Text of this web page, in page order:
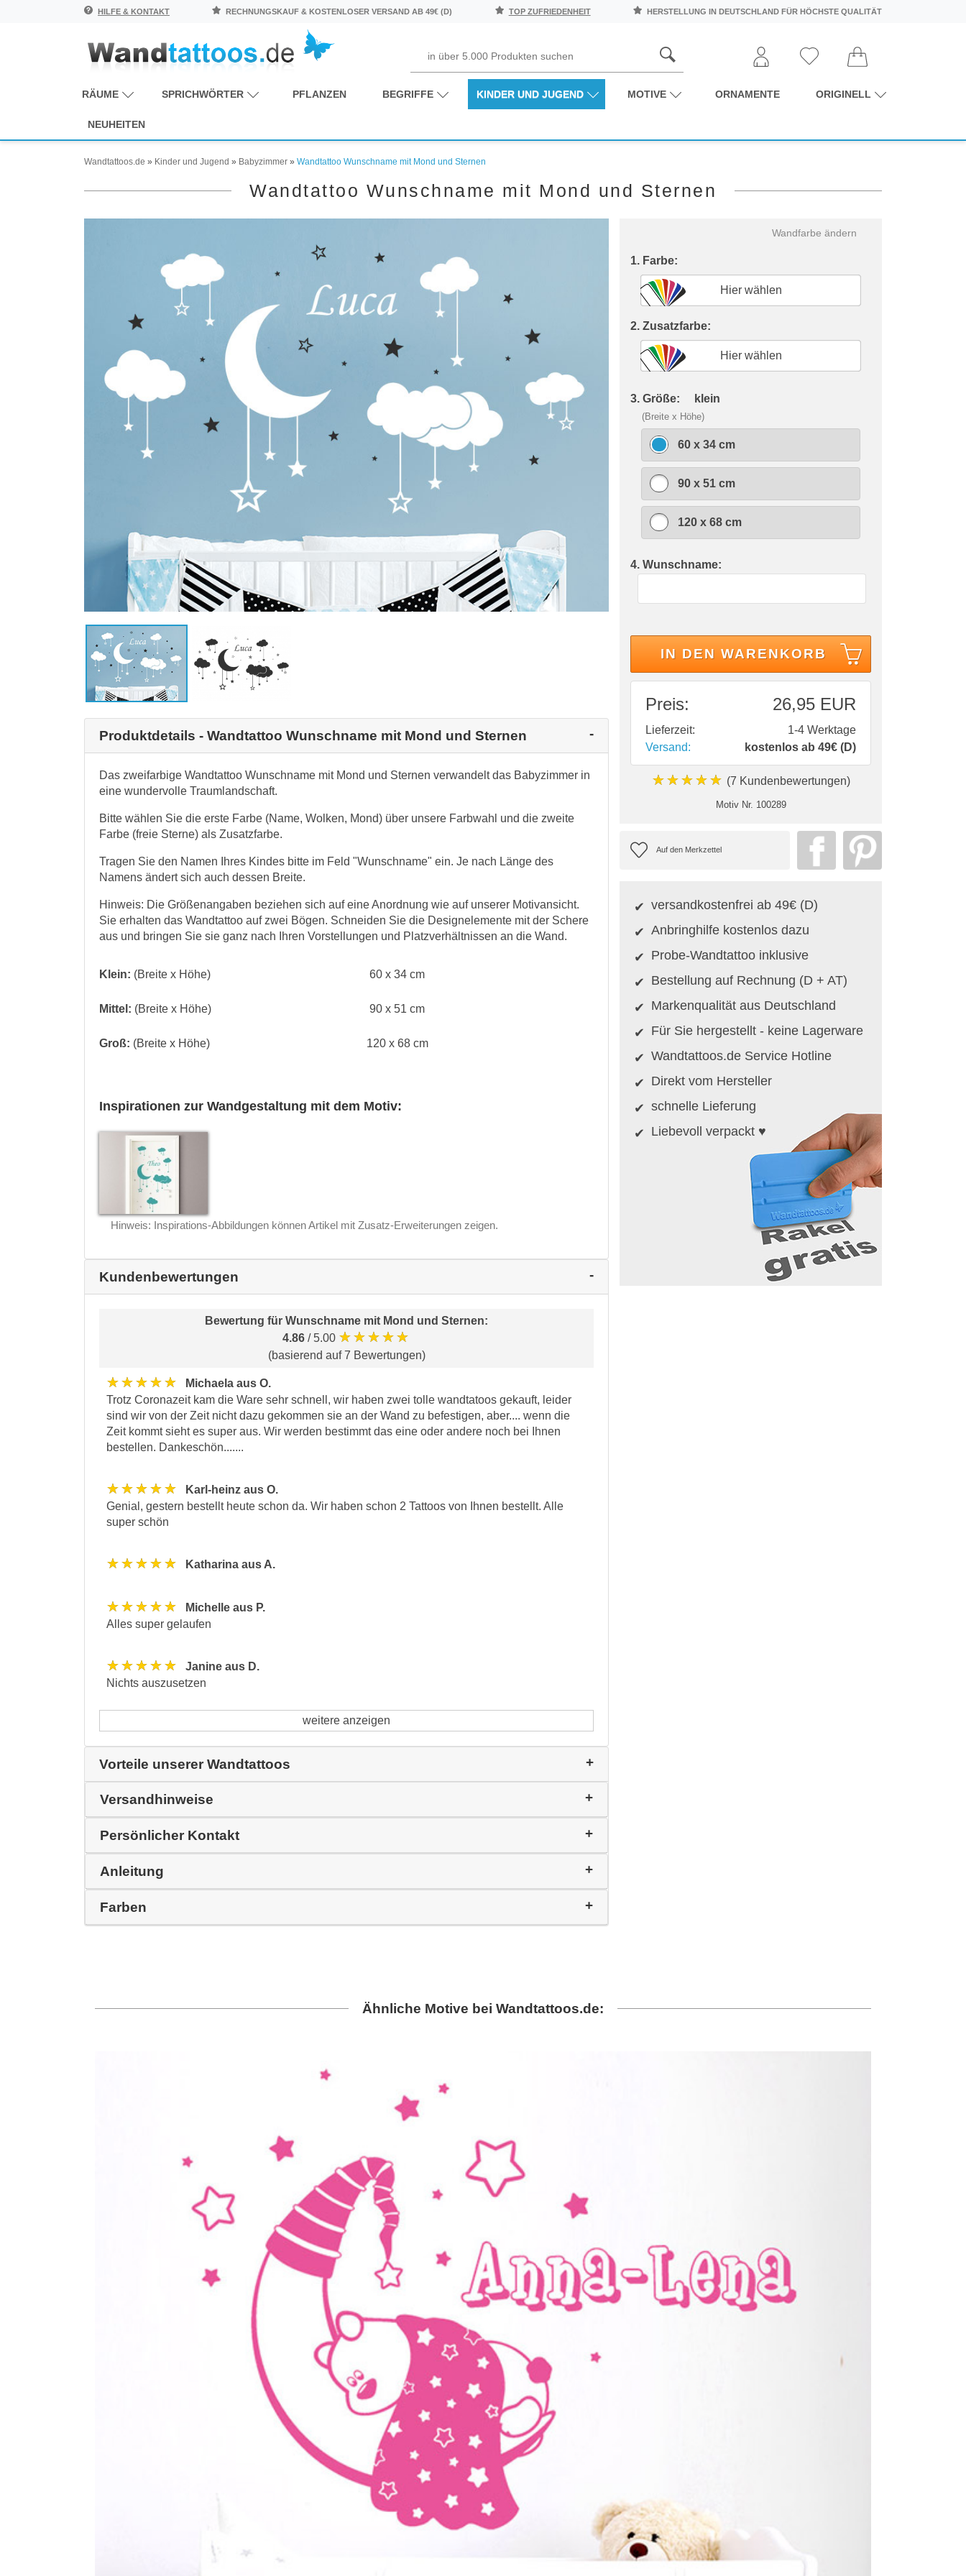
HILFE & KONTAKT RECHNUNGSKAUF & KOSTENLOSER VERSAND AB 49€ (D) TOP ZUFRIEDENHEIT HERSTELLUNG IN DEUTSCHLAND FÜR HÖCHSTE QUALITÄT
RÄUME SPRICHWÖRTER PFLANZEN BEGRIFFE KINDER UND JUGEND MOTIVE ORNAMENTE ORIGINELL
NEUHEITEN
Wandtattoos.de » Kinder und Jugend » Babyzimmer » Wandtattoo Wunschname mit Mond und Sternen
Wandtattoo Wunschname mit Mond und Sternen
Produktdetails - Wandtattoo Wunschname mit Mond und Sternen
Das zweifarbige Wandtattoo Wunschname mit Mond und Sternen verwandelt das Babyzimmer in
eine wundervolle Traumlandschaft.
Bitte wählen Sie die erste Farbe (Name, Wolken, Mond) über unsere Farbwahl und die zweite
Farbe (freie Sterne) als Zusatzfarbe.
Tragen Sie den Namen Ihres Kindes bitte im Feld "Wunschname" ein. Je nach Länge des
Namens ändert sich auch dessen Breite.
Hinweis: Die Größenangaben beziehen sich auf eine Anordnung wie auf unserer Motivansicht.
Sie erhalten das Wandtattoo auf zwei Bögen. Schneiden Sie die Designelemente mit der Schere
aus und bringen Sie sie ganz nach Ihren Vorstellungen und Platzverhältnissen an die Wand.
Klein: (Breite x Höhe) 60 x 34 cm
Mittel: (Breite x Höhe) 90 x 51 cm
Groß: (Breite x Höhe) 120 x 68 cm
Inspirationen zur Wandgestaltung mit dem Motiv:
Hinweis: Inspirations-Abbildungen können Artikel mit Zusatz-Erweiterungen zeigen.
Kundenbewertungen
Bewertung für Wunschname mit Mond und Sternen:
4.86 / 5.00 ★★★★★
(basierend auf 7 Bewertungen)
★★★★★
Michaela aus O.
Trotz Coronazeit kam die Ware sehr schnell, wir haben zwei tolle wandtatoos gekauft, leider
sind wir von der Zeit nicht dazu gekommen sie an der Wand zu befestigen, aber.... wenn die
Zeit kommt sieht es super aus. Wir werden bestimmt das eine oder andere noch bei Ihnen
bestellen. Dankeschön.......
★★★★★
Karl-heinz aus O.
Genial, gestern bestellt heute schon da. Wir haben schon 2 Tattoos von Ihnen bestellt. Alle
super schön
★★★★★ Katharina aus A.
★★★★★
Michelle aus P.
Alles super gelaufen
★★★★★
Janine aus D.
Nichts auszusetzen
weitere anzeigen
Vorteile unserer Wandtattoos
Versandhinweise
Persönlicher Kontakt
Anleitung
Farben
Wandfarbe ändern
1. Farbe:
Hier wählen
2. Zusatzfarbe:
Hier wählen
3. Größe: klein
(Breite x Höhe)
60 x 34 cm
90 x 51 cm
120 x 68 cm
4. Wunschname:
IN DEN WARENKORB
Preis: 26,95 EUR
Lieferzeit:
1-4 Werktage
Versand:
kostenlos ab 49€ (D)
★★★★★ (7 Kundenbewertungen)
Motiv Nr. 100289
versandkostenfrei ab 49€ (D)
Anbringhilfe kostenlos dazu
Probe-Wandtattoo inklusive
Bestellung auf Rechnung (D + AT)
Markenqualität aus Deutschland
Für Sie hergestellt - keine Lagerware
Wandtattoos.de Service Hotline
Direkt vom Hersteller
schnelle Lieferung
Liebevoll verpackt ♥
Ähnliche Motive bei Wandtattoos.de: